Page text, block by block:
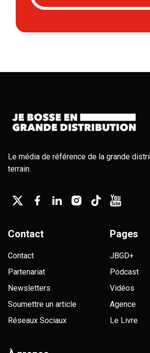
Le média de référence de la grande
terrain.
Contact
Contact
Partenariat
Newsletters
Soumettre un article
Réseaux Sociaux
Pages
JBGD+
Podcast
Vidéos
Agence
Le Livre